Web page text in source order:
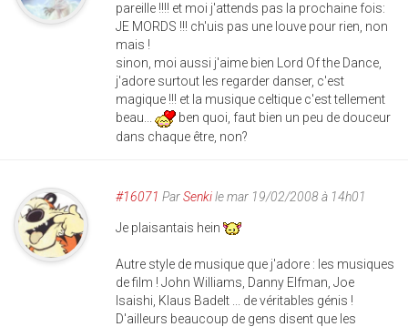
pareille !!!! et moi j'attends pas la prochaine fois:
JE MORDS !!! ch'uis pas une louve pour rien, non
mais !
sinon, moi aussi j'aime bien Lord Of the Dance,
j'adore surtout les regarder danser, c'est
magique !!! et la musique celtique c'est tellement
beau...
ben quoi, faut bien un peu de douceur
dans chaque être, non?
#16071 ParSenkile mar 19/02/2008 à 14h01
Je plaisantais hein
Autre style de musique que j'adore : les musiques
de film ! John Williams, Danny Elfman, Joe
Isaishi, Klaus Badelt ... de véritables génis !
D'ailleurs beaucoup de gens disent que les